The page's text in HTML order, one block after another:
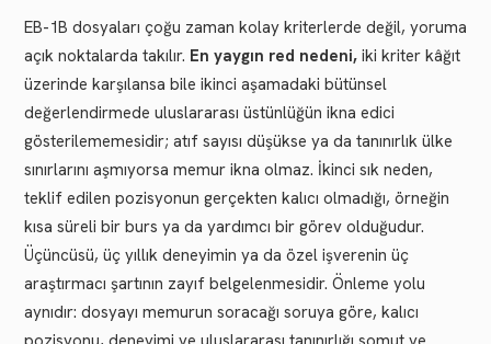
EB-1B dosyaları çoğu zaman kolay kriterlerde değil, yoruma
açık noktalarda takılır. En yaygın red nedeni, iki kriter kâğıt
üzerinde karşılansa bile ikinci aşamadaki bütünsel
değerlendirmede uluslararası üstünlüğün ikna edici
gösterilememesidir; atıf sayısı düşükse ya da tanınırlık ülke
sınırlarını aşmıyorsa memur ikna olmaz. İkinci sık neden,
teklif edilen pozisyonun gerçekten kalıcı olmadığı, örneğin
kısa süreli bir burs ya da yardımcı bir görev olduğudur.
Üçüncüsü, üç yıllık deneyimin ya da özel işverenin üç
araştırmacı şartının zayıf belgelenmesidir. Önleme yolu
aynıdır: dosyayı memurun soracağı soruya göre, kalıcı